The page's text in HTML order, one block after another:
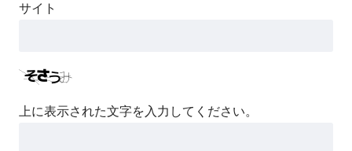
サイト
上に表示された文字を入力してください。